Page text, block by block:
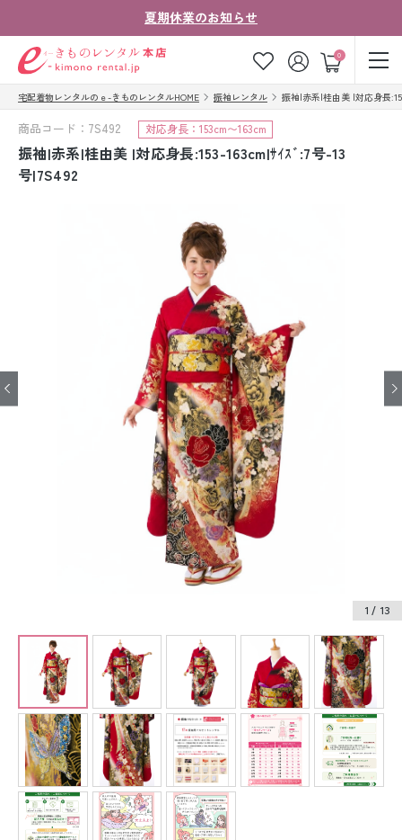
夏期休業のお知らせ
0
ゲスト
お気に入り ログイン カート
ご注文の流れ
会社案内
お客様の声
お客様はこちら
ジュニア着物レンタル
ジュニア洋装レンタル
ベビー洋装レンタル
紋付袴レンタル
留袖レンタル
宅配着物レンタルのｅ-きものレンタルHOME 振袖レンタル 振袖|赤系|桂由美 |対応身長
商品コード：7S492 対応身長：153cm〜163cm
振袖|赤系|桂由美 |対応身長:153-163cm|ｻｲｽﾞ:7号-13
号|7S492
1 / 13